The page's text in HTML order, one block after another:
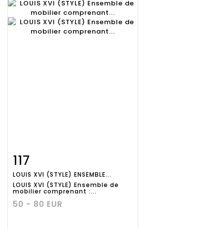
détaillée
117
LOUIS XVI (STYLE) ENSEMBLE...
LOUIS XVI (STYLE) Ensemble de
mobilier comprenant :...
50 - 80 EUR